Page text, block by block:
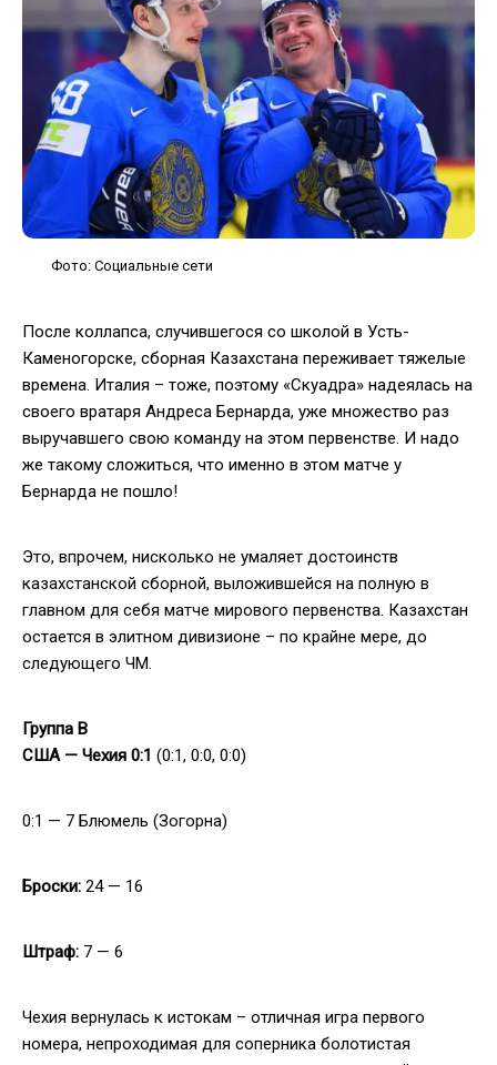
Фото: Социальные сети
После коллапса, случившегося со школой в Усть-
Каменогорске, сборная Казахстана переживает тяжелые
времена. Италия – тоже, поэтому «Скуадра» надеялась на
своего вратаря Андреса Бернарда, уже множество раз
выручавшего свою команду на этом первенстве. И надо
же такому сложиться, что именно в этом матче у
Бернарда не пошло!
Это, впрочем, нисколько не умаляет достоинств
казахстанской сборной, выложившейся на полную в
главном для себя матче мирового первенства. Казахстан
остается в элитном дивизионе – по крайне мере, до
следующего ЧМ.
Группа B
США — Чехия 0:1 (0:1, 0:0, 0:0)
0:1 — 7 Блюмель (Зогорна)
Броски: 24 — 16
Штраф: 7 — 6
Чехия вернулась к истокам – отличная игра первого
номера, непроходимая для соперника болотистая